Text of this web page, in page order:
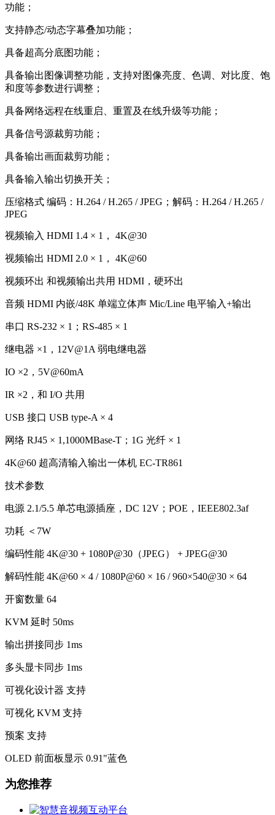
功能；
支持静态/动态字幕叠加功能；
具备超高分底图功能；
具备输出图像调整功能，支持对图像亮度、色调、对比度、饱
和度等参数进行调整；
具备网络远程在线重启、重置及在线升级等功能；
具备信号源裁剪功能；
具备输出画面裁剪功能；
具备输入输出切换开关；
压缩格式 编码：H.264 / H.265 / JPEG；解码：H.264 / H.265 /
JPEG
视频输入 HDMI 1.4 × 1， 4K@30
视频输出 HDMI 2.0 × 1， 4K@60
视频环出 和视频输出共用 HDMI，硬环出
音频 HDMI 内嵌/48K 单端立体声 Mic/Line 电平输入+输出
串口 RS-232 × 1；RS-485 × 1
继电器 ×1，12V@1A 弱电继电器
IO ×2，5V@60mA
IR ×2，和 I/O 共用
USB 接口 USB type-A × 4
网络 RJ45 × 1,1000MBase-T；1G 光纤 × 1
4K@60 超高清输入输出一体机 EC-TR861
技术参数
电源 2.1/5.5 单芯电源插座，DC 12V；POE，IEEE802.3af
功耗 ＜7W
编码性能 4K@30 + 1080P@30（JPEG） + JPEG@30
解码性能 4K@60 × 4 / 1080P@60 × 16 / 960×540@30 × 64
开窗数量 64
KVM 延时 50ms
输出拼接同步 1ms
多头显卡同步 1ms
可视化设计器 支持
可视化 KVM 支持
预案 支持
OLED 前面板显示 0.91"蓝色
为您推荐